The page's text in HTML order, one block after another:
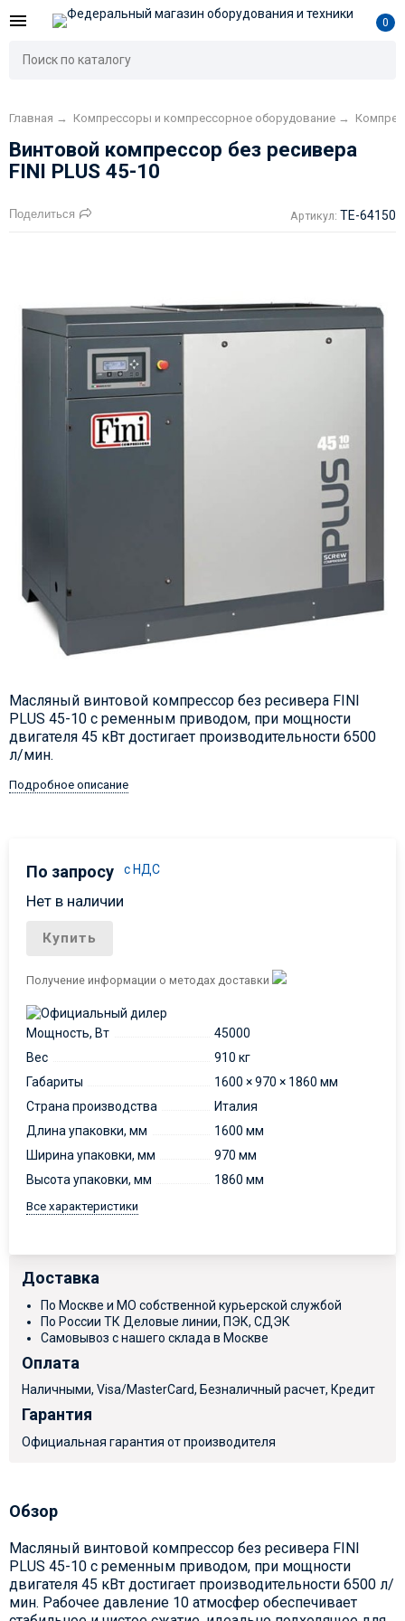
0
Главная → Компрессоры и компрессорное оборудование →
Винтовой компрессор без ресивера
FINI PLUS 45-10
Поделиться Артикул: TE-64150
Масляный винтовой компрессор без ресивера FINI
PLUS 45-10 с ременным приводом, при мощности
двигателя 45 кВт достигает производительности 6500
л/мин.
Подробное описание
По запросу с НДС
Нет в наличии
Купить
Получение информации о методах доставки
Мощность, Вт
45000
Вес
910 кг
Габариты
1600 × 970 × 1860 мм
Страна производства
Италия
Длина упаковки, мм
1600 мм
Ширина упаковки, мм
970 мм
Высота упаковки, мм
1860 мм
Все характеристики
Доставка
По Москве и МО собственной курьерской службой
По России ТК Деловые линии, ПЭК, СДЭК
Самовывоз с нашего склада в Москве
Оплата
Наличными, Visa/MasterCard, Безналичный расчет, Кредит
Гарантия
Официальная гарантия от производителя
Обзор
Масляный винтовой компрессор без ресивера FINI
PLUS 45-10 с ременным приводом, при мощности
двигателя 45 кВт достигает производительности 6500 л/
мин. Рабочее давление 10 атмосфер обеспечивает